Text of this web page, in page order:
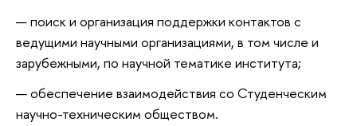
поиск и организация поддержки контактов с
ведущими научными организациями, в том числе и
зарубежными, по научной тематике института;
обеспечение взаимодействия со Студенческим
научно-техническим обществом.